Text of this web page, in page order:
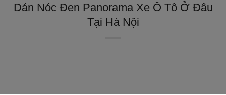
Dán Nóc Đen Panorama Xe Ô Tô Ở Đâu
Tại Hà Nội